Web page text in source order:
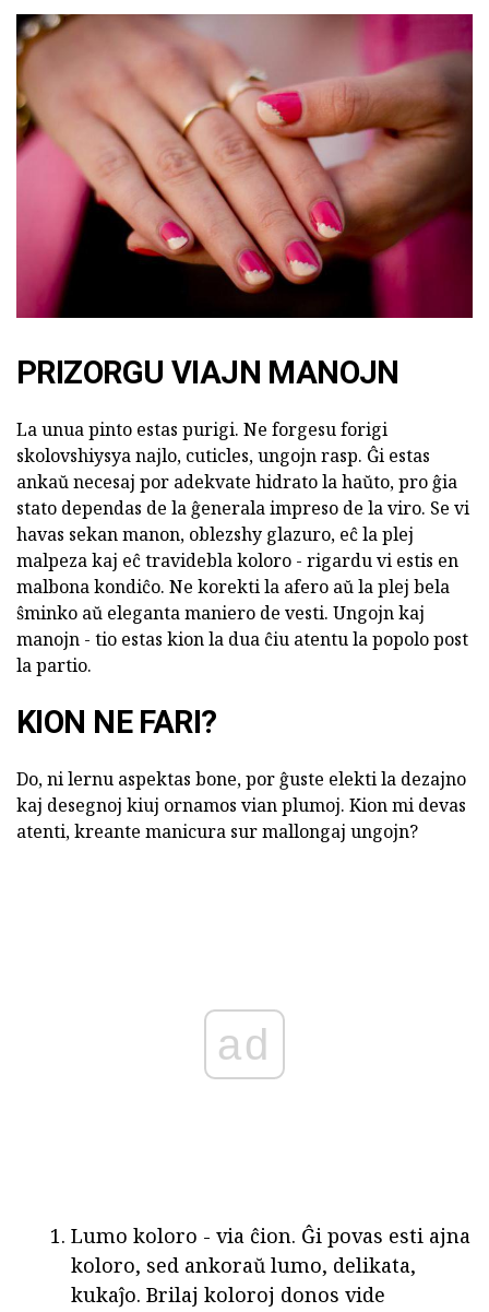
PRIZORGU VIAJN MANOJN
La unua pinto estas purigi. Ne forgesu forigi
skolovshiysya najlo, cuticles, ungojn rasp. Ĝi estas
ankaŭ necesaj por adekvate hidrato la haŭto, pro ĝia
stato dependas de la ĝenerala impreso de la viro. Se vi
havas sekan manon, oblezshy glazuro, eĉ la plej
malpeza kaj eĉ travidebla koloro - rigardu vi estis en
malbona kondiĉo. Ne korekti la afero aŭ la plej bela
ŝminko aŭ eleganta maniero de vesti. Ungojn kaj
manojn - tio estas kion la dua ĉiu atentu la popolo post
la partio.
KION NE FARI?
Do, ni lernu aspektas bone, por ĝuste elekti la dezajno
kaj desegnoj kiuj ornamos vian plumoj. Kion mi devas
atenti, kreante manicura sur mallongaj ungojn?
ad
Lumo koloro - via ĉion. Ĝi povas esti ajna
koloro, sed ankoraŭ lumo, delikata,
kukaĵo. Brilaj koloroj donos vide